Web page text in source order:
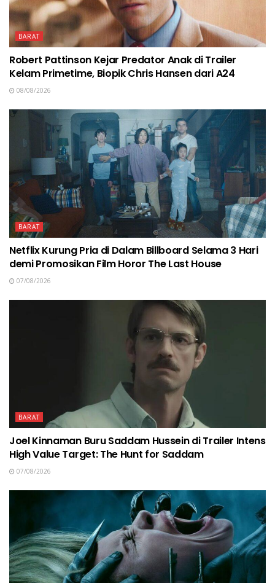
BARAT
Robert Pattinson Kejar Predator Anak di Trailer
Kelam Primetime, Biopik Chris Hansen dari A24
08/08/2026
BARAT
Netflix Kurung Pria di Dalam Billboard Selama 3 Hari
demi Promosikan Film Horor The Last House
07/08/2026
BARAT
Joel Kinnaman Buru Saddam Hussein di Trailer Intens
High Value Target: The Hunt for Saddam
07/08/2026